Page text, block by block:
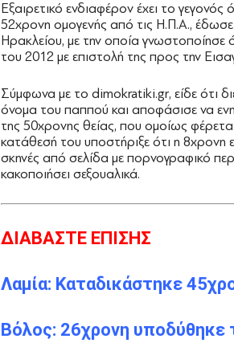
Εξαιρετικό ενδιαφέρον έχει το γεγονός
52χρονη ομογενής από τις Η.Π.Α.,
Ηρακλείου, με την οποία γνωστοποίησε
του 2012 με επιστολή της προς την
Σύμφωνα με το dimokratiki.gr, είδε ότι
όνομα του παππού και αποφάσισε να
της 50χρονης θείας, που ομοίως
κατάθεσή του υποστήριξε ότι η 8χρονη
σκηνές από σελίδα με πορνογραφικό
κακοποιήσει σεξουαλικά.
ΔΙΑΒΑΣΤΕ ΕΠΙΣΗΣ
Λαμία: Καταδικάστηκε
Βόλος: 26χρονη υποδύθηκε